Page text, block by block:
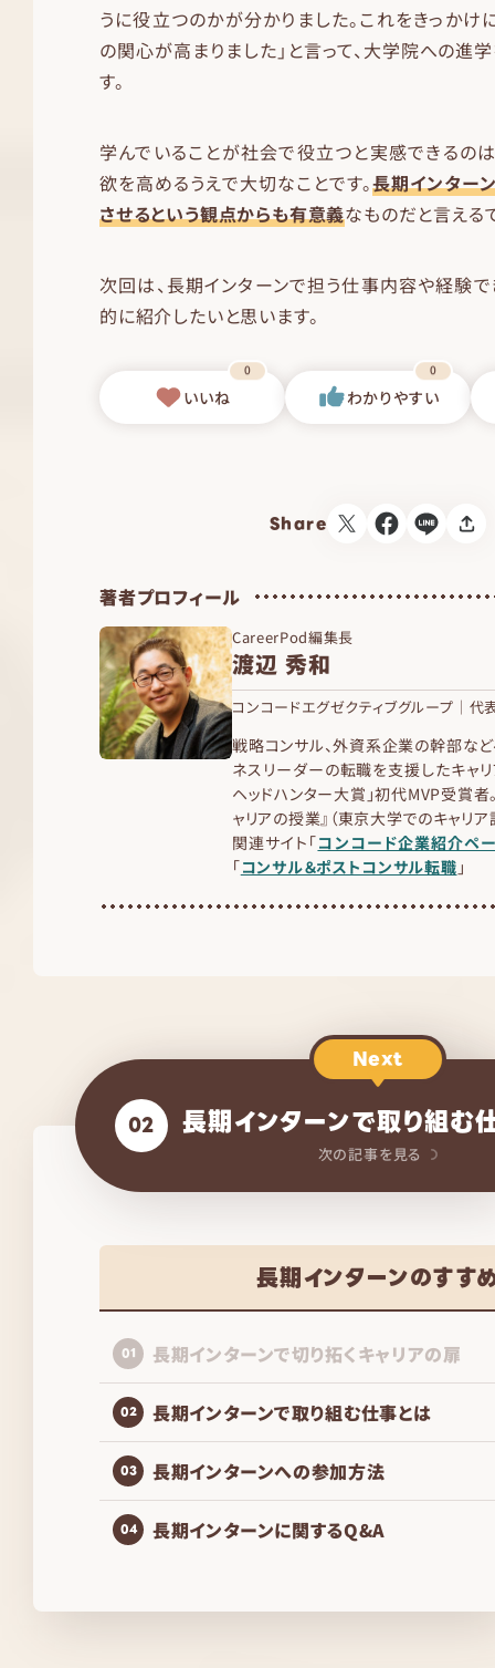
うに役立つのかが分かりました。これをきっかけ
の関心が高まりました」と言って、大学院への進
す。
学んでいることが社会で役立つと実感できるの
欲を高めるうえで大切なことです。長期インター
させるという観点からも有意義なものだと言える
次回は、長期インターンで担う仕事内容や経験で
的に紹介したいと思います。
いいね
0
わかりやすい
0
Share
著者プロフィール
CareerPod編集長
渡辺 秀和
コンコードエグゼクティブグループ｜代
戦略コンサル、外資系企業の幹部な
ネスリーダーの転職を支援したキャ
ヘッドハンター大賞」初代MVP受賞者
ャリアの授業』（東京大学でのキャリ
関連サイト「コンコード企業紹介ペ
「コンサル＆ポストコンサル転職 」
02
Next
長期インターンで取り組む
次の記事を見る
長期インターンのすす
01 長期インターンで切り拓くキャリアの扉
02 長期インターンで取り組む仕事とは
03 長期インターンへの参加方法
04 長期インターンに関するQ&A